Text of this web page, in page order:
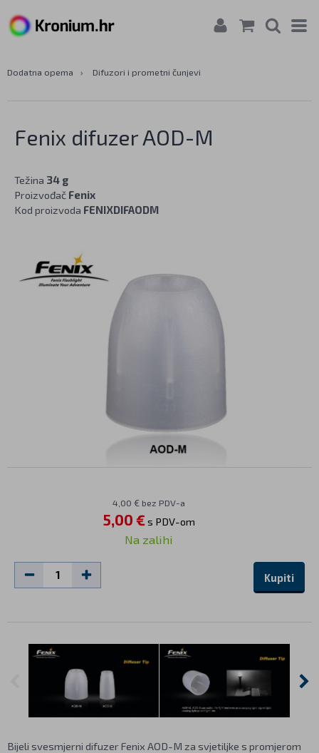
Dodatna opema › Difuzori i prometni čunjevi
Fenix difuzer AOD-M
Težina 34 g
Proizvođač Fenix
Kod proizvoda FENIXDIFAODM
4,00 € bez PDV-a
5,00 €s PDV-om
Na zalihi
Kupiti
Bijeli svesmjerni difuzer Fenix AOD-M za svjetiljke s promjerom